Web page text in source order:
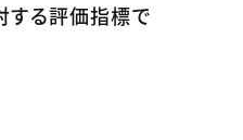
する評価指標で